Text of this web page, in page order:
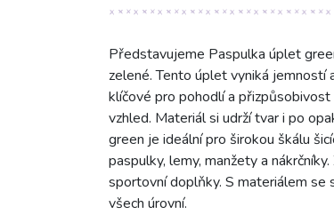
Představujeme Paspulka úplet
zelené. Tento úplet vyniká jemností
klíčové pro pohodlí a
vzhled. Materiál si udrží tvar i po
green je ideální pro širokou škálu
paspulky, lemy, manžety a
sportovní doplňky. S materiálem se
všech úrovní.